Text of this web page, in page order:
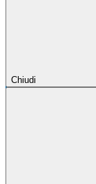
Chiudi